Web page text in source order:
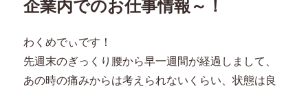
大
企
業
の
健
企業内でのお仕事情報～！
わくめでぃです！
先週末のぎっくり腰から早一週間が経過しまして、
あの時の痛みからは考えられないくらい、状態は良